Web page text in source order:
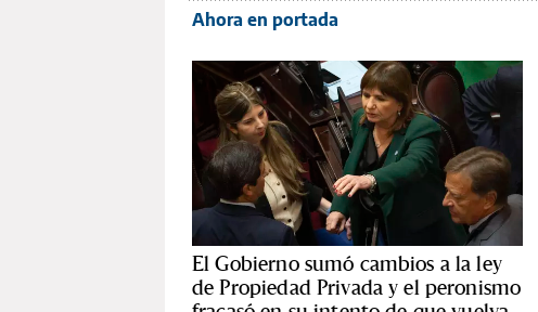
Ahora en portada
El Gobierno sumó cambios a la ley
de Propiedad Privada y el peronismo